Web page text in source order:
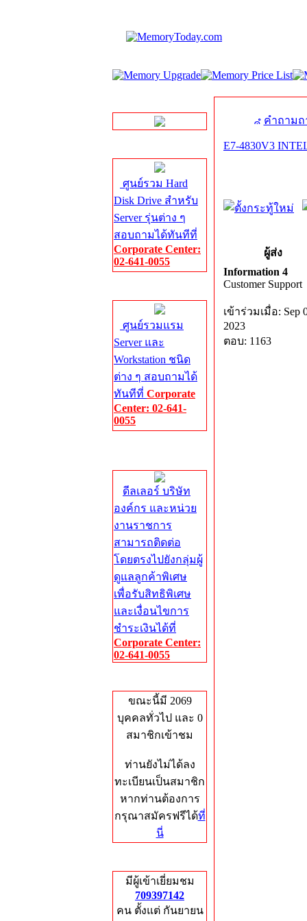
ศูนย์รวม Hard
Disk Drive สำหรับ
Server รุ่นต่าง ๆ
สอบถามได้ทันทีที่
Corporate Center:
02-641-0055
ศูนย์รวมแรม
Server และ
Workstation ชนิด
ต่าง ๆ สอบถามได้
ทันทีที่ Corporate
Center: 02-641-
0055
ดีลเลอร์ บริษัท
องค์กร และหน่วย
งานราชการ
สามารถติดต่อ
โดยตรงไปยังกลุ่มผู้
ดูแลลูกค้าพิเศษ
เพื่อรับสิทธิพิเศษ
และเงื่อนไขการ
ชำระเงินได้ที่
Corporate Center:
02-641-0055
ขณะนี้มี 2069
บุคคลทั่วไป และ 0
สมาชิกเข้าชม
ท่านยังไม่ได้ลง
ทะเบียนเป็นสมาชิก
หากท่านต้องการ
กรุณาสมัครฟรีได้ที่
นี่
มีผู้เข้าเยี่ยมชม
709397142
คน ตั้งแต่ กันยายน
คำถาม
E7-4830V3
ผู้ส่ง
Information 4
Customer Support
เข้าร่วมเมื่อ: Sep
2023
ตอบ: 1163